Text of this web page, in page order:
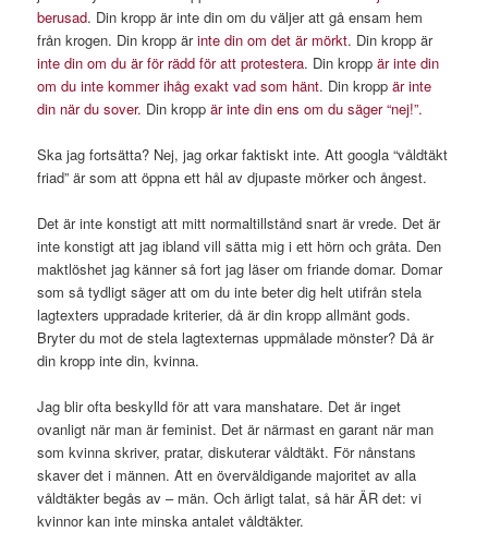
berusad. Din kropp är inte din om du väljer att gå ensam hem
från krogen. Din kropp ärinte din om det är mörkt. Din kropp är
inte din om du är för rädd för att protestera. Din kroppär inte din
om du inte kommer ihåg exakt vad som hänt. Din kroppär inte
din när du sover. Din kroppär inte din ens om du säger “nej!”.
Ska jag fortsätta? Nej, jag orkar faktiskt inte. Att googla “våldtäkt
friad” är som att öppna ett hål av djupaste mörker och ångest.
Det är inte konstigt att mitt normaltillstånd snart är vrede. Det är
inte konstigt att jag ibland vill sätta mig i ett hörn och gråta. Den
maktlöshet jag känner så fort jag läser om friande domar. Domar
som så tydligt säger att om du inte beter dig helt utifrån stela
lagtexters uppradade kriterier, då är din kropp allmänt gods.
Bryter du mot de stela lagtexternas uppmålade mönster? Då är
din kropp inte din, kvinna.
Jag blir ofta beskylld för att vara manshatare. Det är inget
ovanligt när man är feminist. Det är närmast en garant när man
som kvinna skriver, pratar, diskuterar våldtäkt. För nånstans
skaver det i männen. Att en överväldigande majoritet av alla
våldtäkter begås av – män. Och ärligt talat, så här ÄR det: vi
kvinnor kan inte minska antalet våldtäkter.